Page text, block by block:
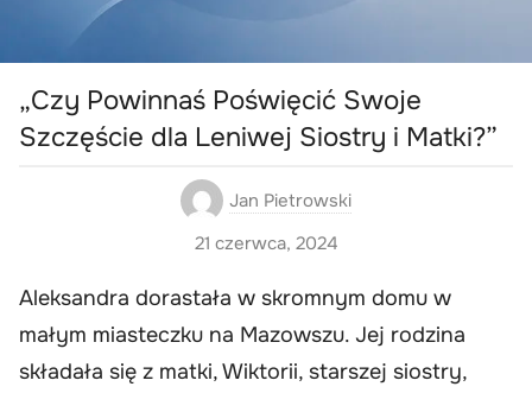
„Czy Powinnaś Poświęcić Swoje
Szczęście dla Leniwej Siostry i Matki?”
Jan Pietrowski
21 czerwca, 2024
Aleksandra dorastała w skromnym domu w
małym miasteczku na Mazowszu. Jej rodzina
składała się z matki, Wiktorii, starszej siostry,